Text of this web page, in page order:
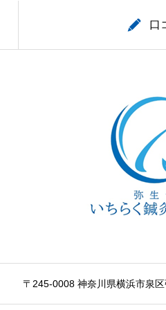
口
〒245-0008 神奈川県横浜市泉